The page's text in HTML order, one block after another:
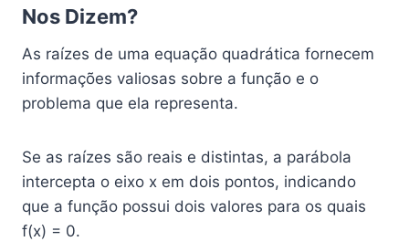
Nos Dizem?
As raízes de uma equação quadrática fornecem
informações valiosas sobre a função e o
problema que ela representa.
Se as raízes são reais e distintas, a parábola
intercepta o eixo x em dois pontos, indicando
que a função possui dois valores para os quais
f(x) = 0.